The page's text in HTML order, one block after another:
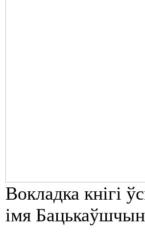
Вокладка кнігі
імя